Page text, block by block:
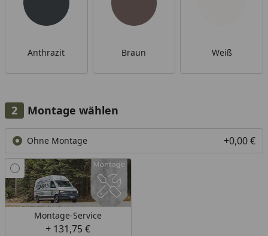
Anthrazit Braun Weiß
Montage wählen
Ohne Montage +0,00 €
Montage-Service
+ 131,75 €